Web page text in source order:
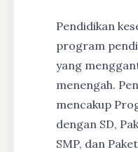
Pendidikan
program
yang
menengah.
mencakup
dengan SD,
SMP, dan